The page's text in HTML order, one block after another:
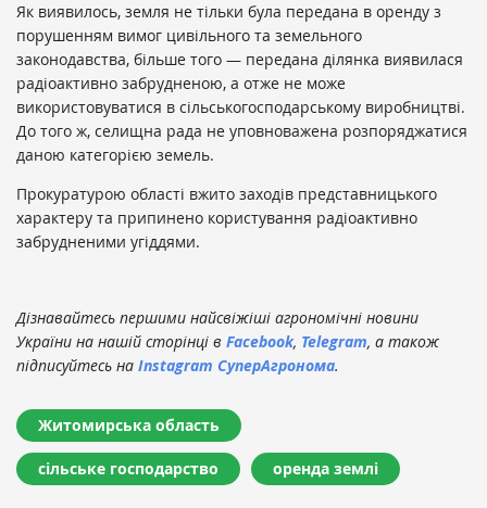
Як виявилось, земля не тільки була передана в оренду з
порушенням вимог цивільного та земельного
законодавства, більше того — передана ділянка виявилася
радіоактивно забрудненою, а отже не може
використовуватися в сільськогосподарському виробництві.
До того ж, селищна рада не уповноважена розпоряджатися
даною категорією земель.
Прокуратурою області вжито заходів представницького
характеру та припинено користування радіоактивно
забрудненими угіддями.
Дізнавайтесь першими найсвіжіші агрономічні новини
України на нашій сторінці в Facebook, Telegram, а також
підписуйтесь на Instagram СуперАгронома.
Житомирська область
сільське господарство оренда землі